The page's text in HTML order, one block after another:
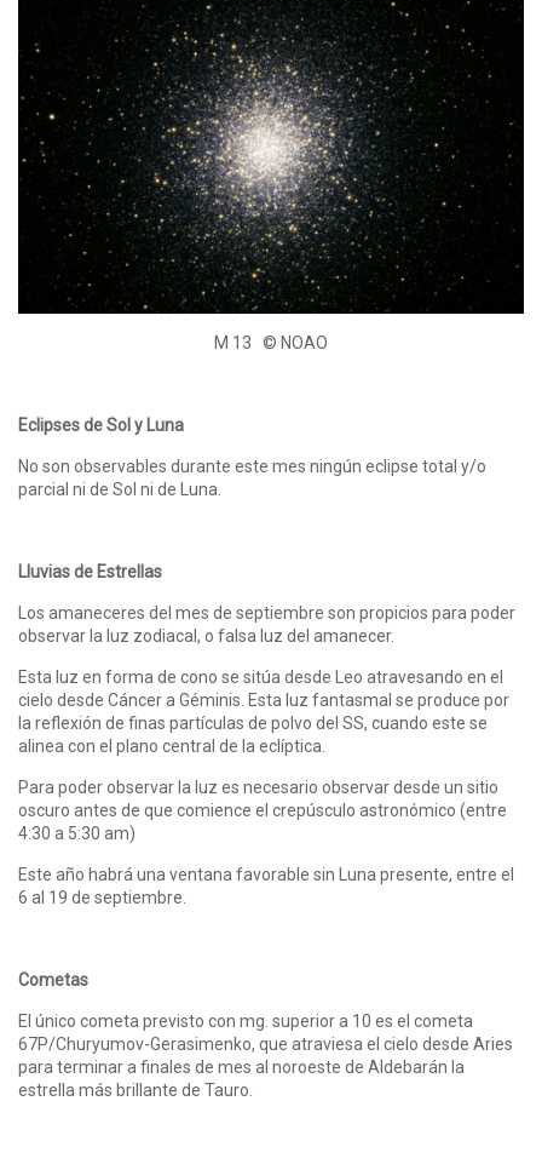
M 13 © NOAO
Eclipses de Sol y Luna
No son observables durante este mes ningún eclipse total y/o
parcial ni de Sol ni de Luna.
Lluvias de Estrellas
Los amaneceres del mes de septiembre son propicios para poder
observar la luz zodiacal, o falsa luz del amanecer.
Esta luz en forma de cono se sitúa desde Leo atravesando en el
cielo desde Cáncer a Géminis. Esta luz fantasmal se produce por
la reflexión de finas partículas de polvo del SS, cuando este se
alinea con el plano central de la eclíptica.
Para poder observar la luz es necesario observar desde un sitio
oscuro antes de que comience el crepúsculo astronómico (entre
4:30 a 5:30 am)
Este año habrá una ventana favorable sin Luna presente, entre el
6 al 19 de septiembre.
Cometas
El único cometa previsto con mg. superior a 10 es el cometa
67P/Churyumov-Gerasimenko, que atraviesa el cielo desde Aries
para terminar a finales de mes al noroeste de Aldebarán la
estrella más brillante de Tauro.